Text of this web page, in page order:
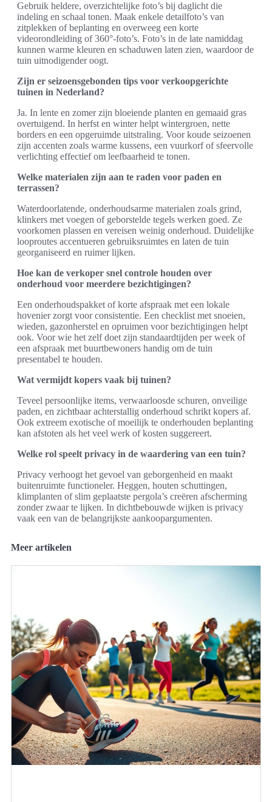
Gebruik heldere, overzichtelijke foto’s bij daglicht die
indeling en schaal tonen. Maak enkele detailfoto’s van
zitplekken of beplanting en overweeg een korte
videorondleiding of 360°-foto’s. Foto’s in de late namiddag
kunnen warme kleuren en schaduwen laten zien, waardoor de
tuin uitnodigender oogt.
Zijn er seizoensgebonden tips voor verkoopgerichte
tuinen in Nederland?
Ja. In lente en zomer zijn bloeiende planten en gemaaid gras
overtuigend. In herfst en winter helpt wintergroen, nette
borders en een opgeruimde uitstraling. Voor koude seizoenen
zijn accenten zoals warme kussens, een vuurkorf of sfeervolle
verlichting effectief om leefbaarheid te tonen.
Welke materialen zijn aan te raden voor paden en
terrassen?
Waterdoorlatende, onderhoudsarme materialen zoals grind,
klinkers met voegen of geborstelde tegels werken goed. Ze
voorkomen plassen en vereisen weinig onderhoud. Duidelijke
looproutes accentueren gebruiksruimtes en laten de tuin
georganiseerd en ruimer lijken.
Hoe kan de verkoper snel controle houden over
onderhoud voor meerdere bezichtigingen?
Een onderhoudspakket of korte afspraak met een lokale
hovenier zorgt voor consistentie. Een checklist met snoeien,
wieden, gazonherstel en opruimen voor bezichtigingen helpt
ook. Voor wie het zelf doet zijn standaardtijden per week of
een afspraak met buurtbewoners handig om de tuin
presentabel te houden.
Wat vermijdt kopers vaak bij tuinen?
Teveel persoonlijke items, verwaarloosde schuren, onveilige
paden, en zichtbaar achterstallig onderhoud schrikt kopers af.
Ook extreem exotische of moeilijk te onderhouden beplanting
kan afstoten als het veel werk of kosten suggereert.
Welke rol speelt privacy in de waardering van een tuin?
Privacy verhoogt het gevoel van geborgenheid en maakt
buitenruimte functioneler. Heggen, houten schuttingen,
klimplanten of slim geplaatste pergola’s creëren afscherming
zonder zwaar te lijken. In dichtbebouwde wijken is privacy
vaak een van de belangrijkste aankoopargumenten.
Meer artikelen